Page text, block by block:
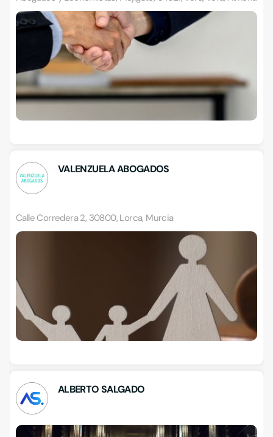
VALENZUELA ABOGADOS
Calle Corredera 2, 30800, Lorca, Murcia
ALBERTO SALGADO